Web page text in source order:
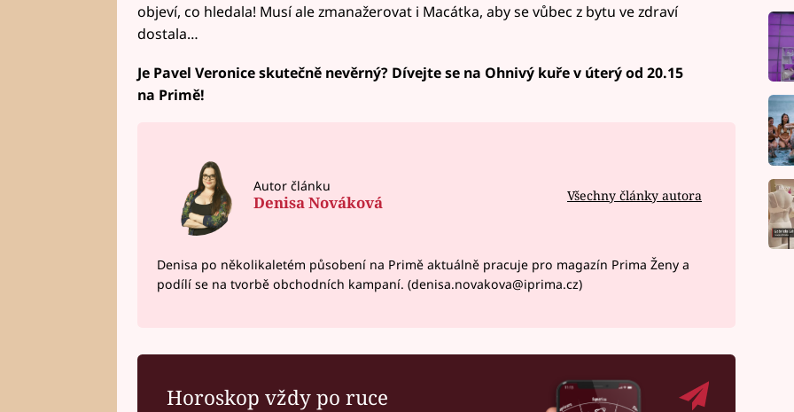
objeví, co hledala! Musí ale zmanažerovat i Macátka, aby se vůbec z bytu ve zdraví
dostala…
Je Pavel Veronice skutečně nevěrný? Dívejte se na Ohnivý kuře v úterý od 20.15
na Primě!
Autor článku
Denisa Nováková Všechny články autora
Denisa po několikaletém působení na Primě aktuálně pracuje pro magazín Prima Ženy a
podílí se na tvorbě obchodních kampaní. (denisa.novakova@iprima.cz)
Horoskop vždy po ruce